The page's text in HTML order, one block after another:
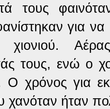
τους
για
τους, ενώ ο
Ο χρόνος για
χανόταν ήταν